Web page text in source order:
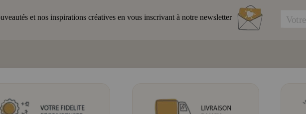
et nos inspirations créatives en vous inscrivant à notre newsletter